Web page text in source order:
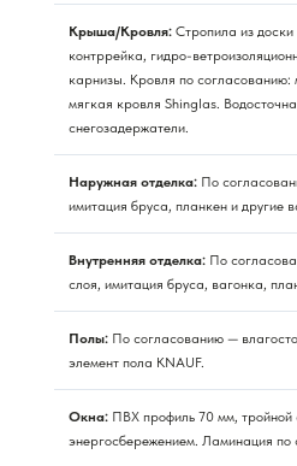
Крыша/Кровля: Стропила из
контррейка, гидро-
карнизы. Кровля по согласованию:
мягкая кровля Shinglas.
снегозадержатели.
Наружная отделка: По
имитация бруса, планкен и другие
Внутренняя отделка: По
слоя, имитация бруса, вагонка,
Полы: По согласованию —
элемент пола KNAUF.
Окна: ПВХ профиль 70 мм, тройной
энергосбережением. Ламинация по